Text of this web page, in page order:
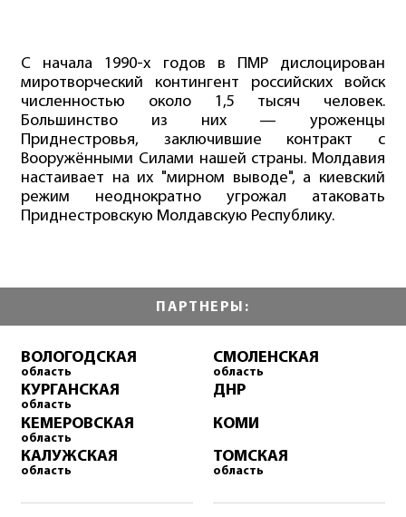
С начала 1990-х годов в ПМР дислоцирован
миротворческий контингент российских войск
численностью около 1,5 тысяч человек.
Большинство из них — уроженцы
Приднестровья, заключившие контракт с
Вооружёнными Силами нашей страны. Молдавия
настаивает на их "мирном выводе", а киевский
режим неоднократно угрожал атаковать
Приднестровскую Молдавскую Республику.
ПАРТНЕРЫ:
ВОЛОГОДСКАЯ
область
КУРГАНСКАЯ
область
КЕМЕРОВСКАЯ
область
КАЛУЖСКАЯ
область
СМОЛЕНСКАЯ
область
ДНР
КОМИ
ТОМСКАЯ
область